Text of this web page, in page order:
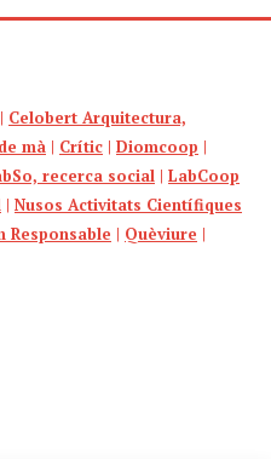
| Celobert Arquitectura,
mà | Crític | Diomcoop |
recerca social | LabCoop
| Nusos Activitats Científiques
Responsable | Quèviure |